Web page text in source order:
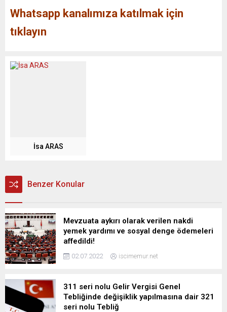
Whatsapp kanalımıza katılmak için
tıklayın
İsa ARAS
Benzer Konular
Mevzuata aykırı olarak verilen nakdi
yemek yardımı ve sosyal denge ödemeleri
affedildi!
02.07.2022 iscimemur.net
311 seri nolu Gelir Vergisi Genel
Tebliğinde değişiklik yapılmasına dair 321
seri nolu Tebliğ